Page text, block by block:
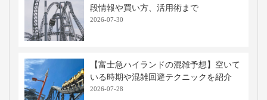
段情報や買い方、活用術まで
2026-07-30
【富士急ハイランドの混雑予想】空いて
いる時期や混雑回避テクニックを紹介
2026-07-28